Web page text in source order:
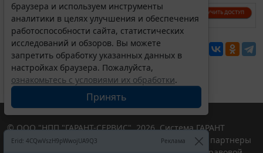
Перепечатка
браузера и используем инструменты
аналитики в целях улучшения и обеспечения
работоспособности сайта, статистических
исследований и обзоров. Вы можете
запретить обработку указанных данных в
настройках браузера. Пожалуйста,
ознакомьтесь с условиями их обработки.
Принять
Erid: 4CQwVszH9pWwojUA9Q3 Реклама
© ООО "НПП "ГАРАНТ-СЕРВИС", 2026. Система ГАРАНТ
выпускается с 1990 года. Компания "Гарант" и ее партнеры